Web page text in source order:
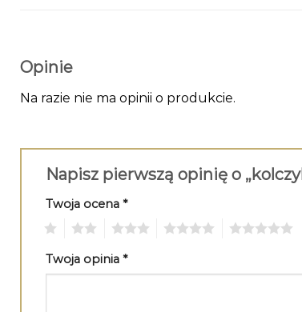
Opinie
Na razie nie ma opinii o produkcie.
Napisz pierwszą opinię o
Twoja ocena *
Twoja opinia *